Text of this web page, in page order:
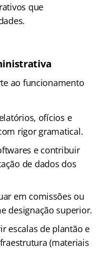
que
ao funcionamento
ofícios e
rigor gramatical.
e contribuir
de dados dos
em comissões ou
designação superior.
escalas de plantão e
(materiais